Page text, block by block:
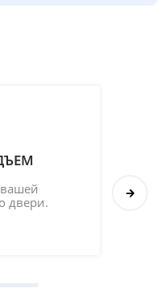
двери.